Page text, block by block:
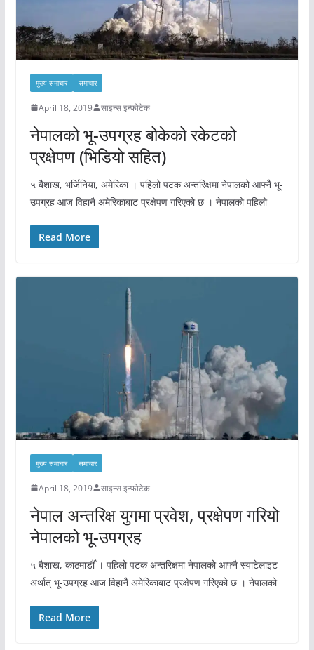
मुख्य समाचार समाचार
April 18, 2019 साइन्स इन्फोटेक
नेपालको भू-उपग्रह बोकेको रकेटको
प्रक्षेपण (भिडियो सहित)
५ बैशाख, भर्जिनिया, अमेरिका । पहिलो पटक अन्तरिक्षमा नेपालको आफ्नै भू-
उपग्रह आज विहानै अमेरिकाबाट प्रक्षेपण गरिएको छ । नेपालको पहिलो
Read More
मुख्य समाचार समाचार
April 18, 2019 साइन्स इन्फोटेक
नेपाल अन्तरिक्ष युगमा प्रवेश, प्रक्षेपण गरियो
नेपालको भू-उपग्रह
५ बैशाख, काठमाडौँ । पहिलो पटक अन्तरिक्षमा नेपालको आफ्नै स्याटेलाइट
अर्थात् भू-उपग्रह आज विहानै अमेरिकाबाट प्रक्षेपण गरिएको छ । नेपालको
Read More